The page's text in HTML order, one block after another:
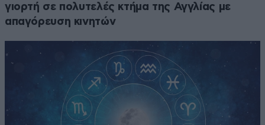
γιορτή σε πολυτελές κτήμα της Αγγλίας με
απαγόρευση κινητών